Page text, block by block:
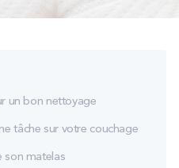
un bon nettoyage
tâche sur votre couchage
son matelas